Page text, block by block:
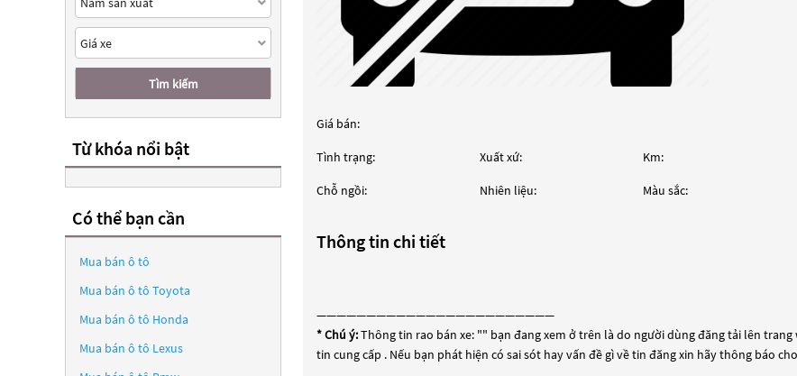
Giá bán:
Tình trạng: Xuất xứ: Km:
Chỗ ngồi: Nhiên liệu: Màu sắc:
Thông tin chi tiết
————————————————————————
* Chú ý:Thông tin rao bán xe: "" bạn đang xem ở trên là do người dùng đăng tải lên
tin cung cấp . Nếu bạn phát hiện có sai sót hay vấn đề gì về tin đăng xin hãy thông báo
Tìm kiếm
Từ khóa nổi bật
Có thể bạn cần
Mua bán ô tô
Mua bán ô tô Toyota
Mua bán ô tô Honda
Mua bán ô tô Lexus